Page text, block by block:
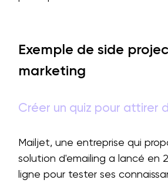
Exemple de side
marketing
Créer un quiz pour attirer
Mailjet, une entreprise qui
solution d'emailing a lancé en
ligne pour tester ses